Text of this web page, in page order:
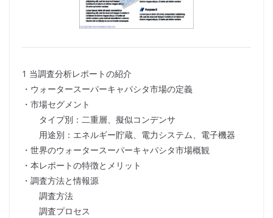
1 当調査分析レポートの紹介
・ウォータースーパーキャパシタ市場の定義
・市場セグメント
タイプ別：二重層、擬似コンデンサ
用途別：エネルギー貯蔵、電力システム、電子機器
・世界のウォータースーパーキャパシタ市場概観
・本レポートの特徴とメリット
・調査方法と情報源
調査方法
調査プロセス